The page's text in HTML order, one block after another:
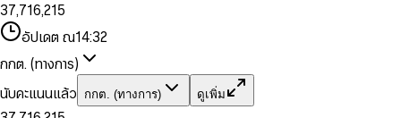
3
4
5
6
8
9
7
8
9
,7
8
9
1
2
3
4
5
6
7
6
7
8
9
,2
4
5
7
8
1
3
4
6
7
5
7
8
อัปเดต ณ14:32
กกต. (ทางการ)
นับคะแนนแล้ว
กกต. (ทางการ) ดูเพิ่ม
0
1
2
1
2
4
5
6
1
2
4
60
0
1
3
510
0
2
3
4